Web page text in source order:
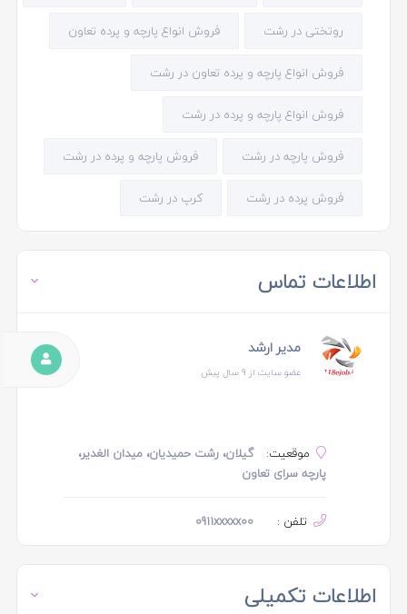
روتختی در رشت فروش انواع پارچه و پرده تعاون
فروش انواع پارچه و پرده تعاون در رشت
فروش انواع پارچه و پرده در رشت
فروش پارچه در رشت فروش پارچه و پرده در رشت
فروش پرده در رشت کرپ در رشت
اطلاعات تماس
مدیر ارشد
عضو سایت از 9 سال پیش
موقعیت:
گیلان، رشت حمیدیان، میدان الغدیر،
پارچه سرای تعاون
تلفن : 0911xxxxx00
اطلاعات تکمیلی